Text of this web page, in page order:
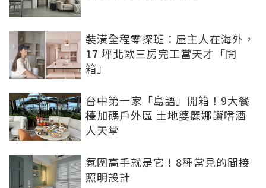
裝潢全程零探班：屋主人在海外，
17 坪北歐三房完工當天才「開
箱」
台中第一家「島語」開箱！9大餐
檯加碼戶外區 土地婆麗娜讚嗜酒
人天堂
氛圍高手就是它！8種常見的間接
照明設計